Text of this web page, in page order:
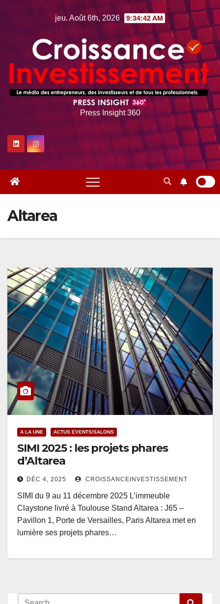
jeu. Août 6th, 2026 9:34:43 AM
Press Insight 360
Altarea
A LA UNE ACTUS EVENTS/SALONS
SIMI 2025 : les projets phares
d’Altarea
DÉC 4, 2025 CROISSANCEINVESTISSEMENT
SIMI du 9 au 11 décembre 2025 L’immeuble
Claystone livré à Toulouse Stand Altarea : J65 –
Pavillon 1, Porte de Versailles, Paris Altarea met en
lumière ses projets phares…